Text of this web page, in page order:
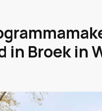
Broek in